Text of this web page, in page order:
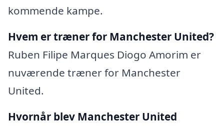
kommende kampe.
Hvem er træner for Manchester United?
Ruben Filipe Marques Diogo Amorim er
nuværende træner for Manchester
United.
Hvornår blev Manchester United